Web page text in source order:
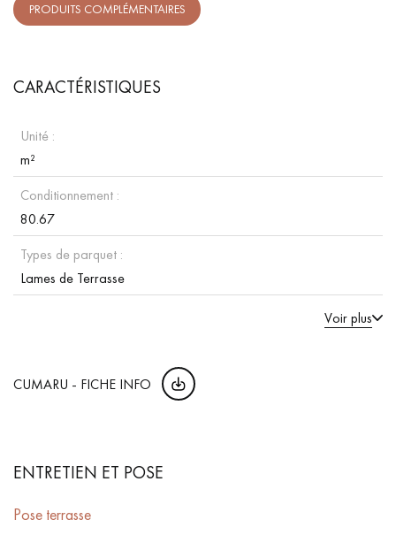
PRODUITS COMPLÉMENTAIRES
CARACTÉRISTIQUES
Unité :
m²
Conditionnement :
80.67
Types de parquet :
Lames de Terrasse
Voir plus
CUMARU - FICHE INFO
ENTRETIEN ET POSE
Pose terrasse